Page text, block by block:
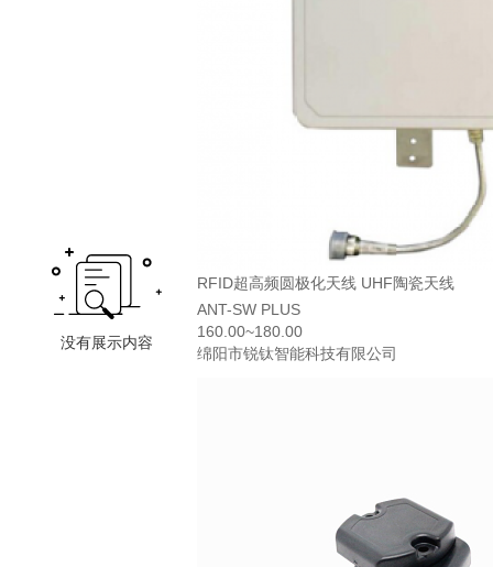
RFID超高频圆极化天线 UHF陶瓷天线
ANT-SW PLUS
160.00~180.00
绵阳市锐钛智能科技有限公司